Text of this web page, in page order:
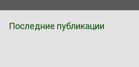
Последние публикации